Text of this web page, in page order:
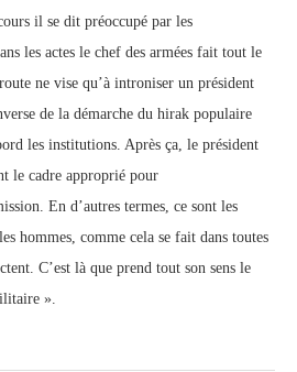
il se dit préoccupé par les
les actes le chef des armées fait tout le
ne vise qu’à introniser un président
de la démarche du hirak populaire
les institutions. Après ça, le président
le cadre approprié pour
En d’autres termes, ce sont les
hommes, comme cela se fait dans toutes
C’est là que prend tout son sens le
».